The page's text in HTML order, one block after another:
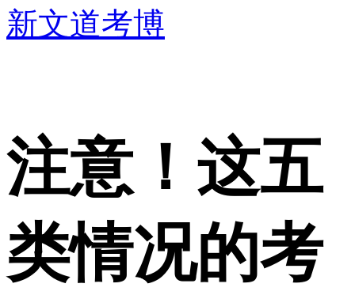
新文道考博
注意！这五
类情况的考